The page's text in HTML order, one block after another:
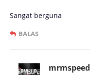
Sangat berguna
BALAS
mrmspeed